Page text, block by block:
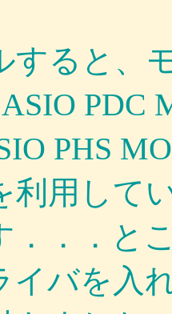
すると、
PDC
PHS
利用して
．．．と
イバを入